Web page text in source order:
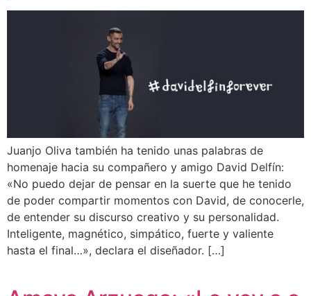
Juanjo Oliva también ha tenido unas palabras de
homenaje hacia su compañero y amigo David Delfín:
«No puedo dejar de pensar en la suerte que he tenido
de poder compartir momentos con David, de conocerle,
de entender su discurso creativo y su personalidad.
Inteligente, magnético, simpático, fuerte y valiente
hasta el final…», declara el diseñador. […]